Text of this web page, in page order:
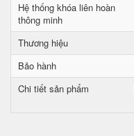
Hệ thống khóa liên hoàn
thông minh
Thương hiệu
Bảo hành
Chi tiết sản phẩm